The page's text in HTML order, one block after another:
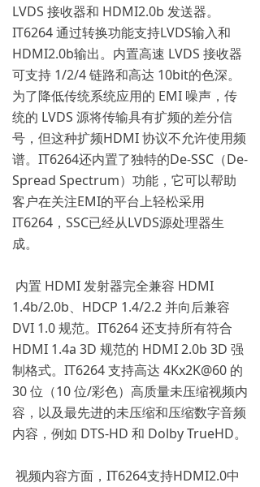
LVDS 接收器和 HDMI2.0b 发送器。
IT6264 通过转换功能支持LVDS输入和
HDMI2.0b输出。内置高速 LVDS 接收器
可支持 1/2/4 链路和高达 10bit的色深。
为了降低传统系统应用的 EMI 噪声，传
统的 LVDS 源将传输具有扩频的差分信
号，但这种扩频HDMI 协议不允许使用频
谱。IT6264还内置了独特的De-SSC（De-
Spread Spectrum）功能，它可以帮助
客户在关注EMI的平台上轻松采用
IT6264，SSC已经从LVDS源处理器生
成。
内置 HDMI 发射器完全兼容 HDMI
1.4b/2.0b、HDCP 1.4/2.2 并向后兼容
DVI 1.0 规范。IT6264 还支持所有符合
HDMI 1.4a 3D 规范的 HDMI 2.0b 3D 强
制格式。IT6264 支持高达 4Kx2K@60 的
30 位（10 位/彩色）高质量未压缩视频内
容，以及最先进的未压缩和压缩数字音频
内容，例如 DTS-HD 和 Dolby TrueHD。
视频内容方面，IT6264支持HDMI2.0中